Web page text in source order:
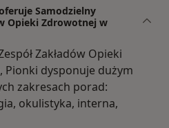
Samodzielny
Opieki Zdrowotnej w
Zakładów Opieki
dysponuje dużym
zakresach porad:
okulistyka, interna,